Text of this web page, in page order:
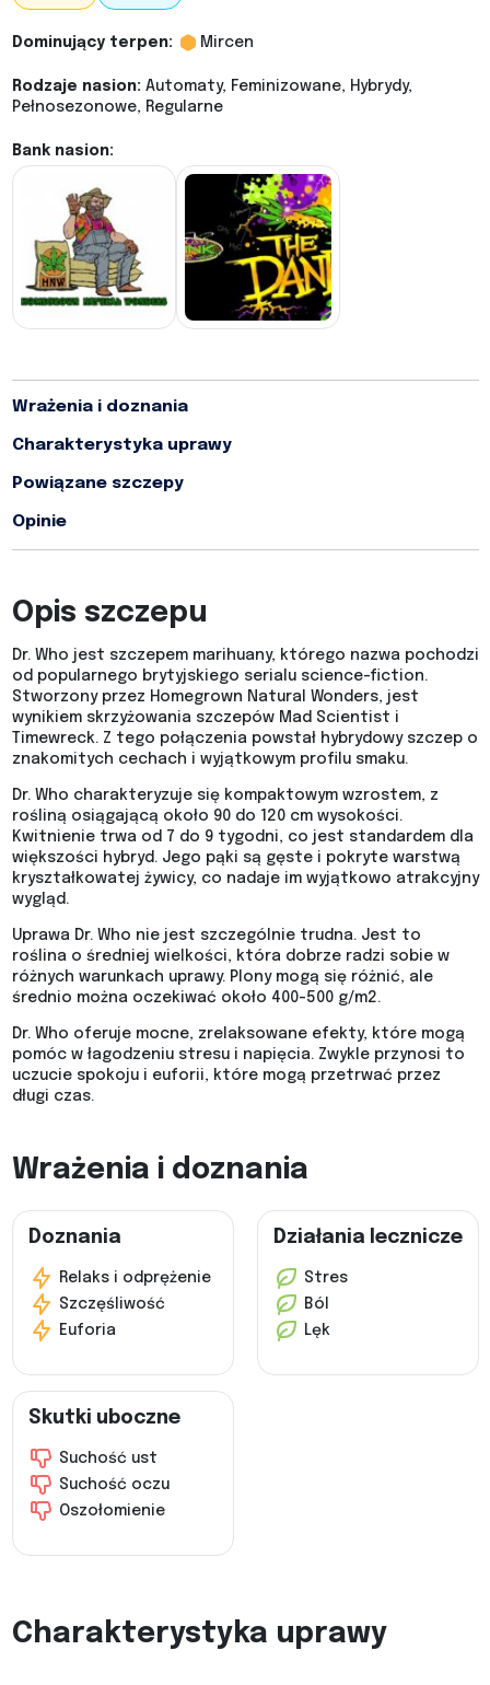
Dominujący terpen: Mircen
Rodzaje nasion: Automaty, Feminizowane, Hybrydy,
Pełnosezonowe, Regularne
Bank nasion:
Wrażenia i doznania
Charakterystyka uprawy
Powiązane szczepy
Opinie
Opis szczepu
Dr. Who jest szczepem marihuany, którego nazwa pochodzi
od popularnego brytyjskiego serialu science-fiction.
Stworzony przez Homegrown Natural Wonders, jest
wynikiem skrzyżowania szczepów Mad Scientist i
Timewreck. Z tego połączenia powstał hybrydowy szczep o
znakomitych cechach i wyjątkowym profilu smaku.
Dr. Who charakteryzuje się kompaktowym wzrostem, z
rośliną osiągającą około 90 do 120 cm wysokości.
Kwitnienie trwa od 7 do 9 tygodni, co jest standardem dla
większości hybryd. Jego pąki są gęste i pokryte warstwą
kryształkowatej żywicy, co nadaje im wyjątkowo atrakcyjny
wygląd.
Uprawa Dr. Who nie jest szczególnie trudna. Jest to
roślina o średniej wielkości, która dobrze radzi sobie w
różnych warunkach uprawy. Plony mogą się różnić, ale
średnio można oczekiwać około 400-500 g/m2.
Dr. Who oferuje mocne, zrelaksowane efekty, które mogą
pomóc w łagodzeniu stresu i napięcia. Zwykle przynosi to
uczucie spokoju i euforii, które mogą przetrwać przez
długi czas.
Wrażenia i doznania
Doznania
Relaks i odprężenie
Szczęśliwość
Euforia
Działania lecznicze
Stres
Ból
Lęk
Skutki uboczne
Suchość ust
Suchość oczu
Oszołomienie
Charakterystyka uprawy